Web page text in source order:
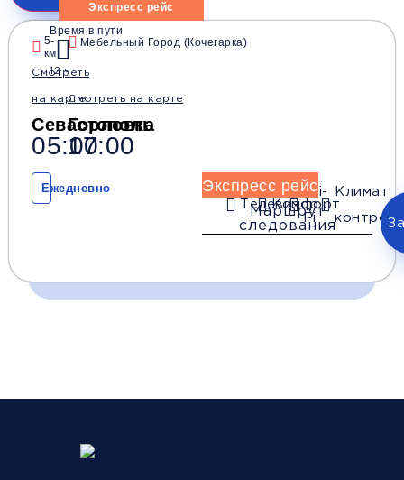
Экспресс рейс
5-
км
Смотреть
на карте
Севастополь
05:00
Время в пути
12 ч.
Мебельный Город (Кочегарка)
Смотреть на карте
Горловка
17:00
Ежедневно
Телевизор
Комфорт
Wi-
Fi
Климат
контроль
Экспресс рейс
Маршрут
следования